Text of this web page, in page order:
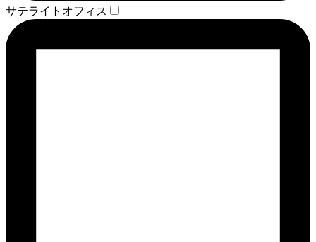
サテライトオフィス